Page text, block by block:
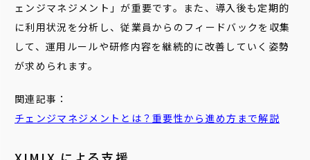
ェンジマネジメント」が重要です。また、導入後も定期的
に利用状況を分析し、従業員からのフィードバックを収集
して、運用ルールや研修内容を継続的に改善していく姿勢
が求められます。
関連記事：
チェンジマネジメントとは？重要性から進め方まで解説